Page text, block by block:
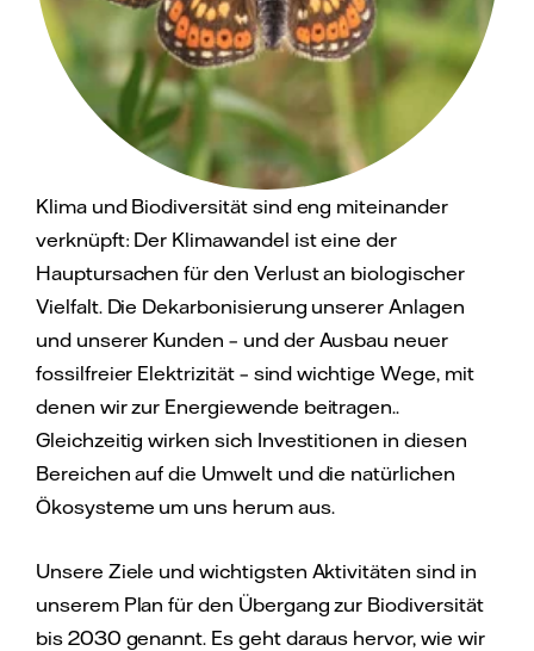
Klima und Biodiversität sind eng miteinander
verknüpft: Der Klimawandel ist eine der
Hauptursachen für den Verlust an biologischer
Vielfalt. Die Dekarbonisierung unserer Anlagen
und unserer Kunden – und der Ausbau neuer
fossilfreier Elektrizität – sind wichtige Wege, mit
denen wir zur Energiewende beitragen..
Gleichzeitig wirken sich Investitionen in diesen
Bereichen auf die Umwelt und die natürlichen
Ökosysteme um uns herum aus.
Unsere Ziele und wichtigsten Aktivitäten sind in
unserem Plan für den Übergang zur Biodiversität
bis 2030 genannt. Es geht daraus hervor, wie wir